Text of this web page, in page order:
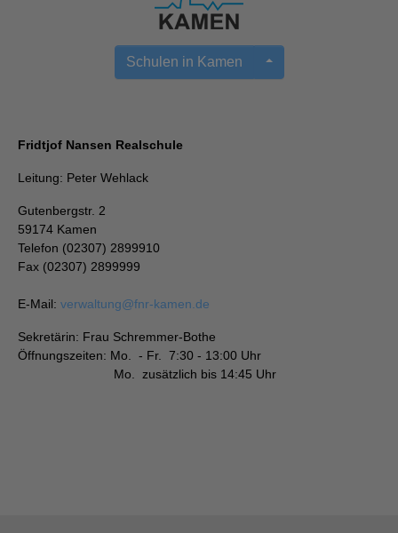
Schulen in Kamen
Fridtjof Nansen Realschule
Leitung: Peter Wehlack
Gutenbergstr. 2
59174 Kamen
Telefon (02307) 2899910
Fax (02307) 2899999
E-Mail: verwaltung@fnr-kamen.de
Sekretärin: Frau Schremmer-Bothe
Öffnungszeiten: Mo. - Fr. 7:30 - 13:00 Uhr
Mo. zusätzlich bis 14:45 Uhr